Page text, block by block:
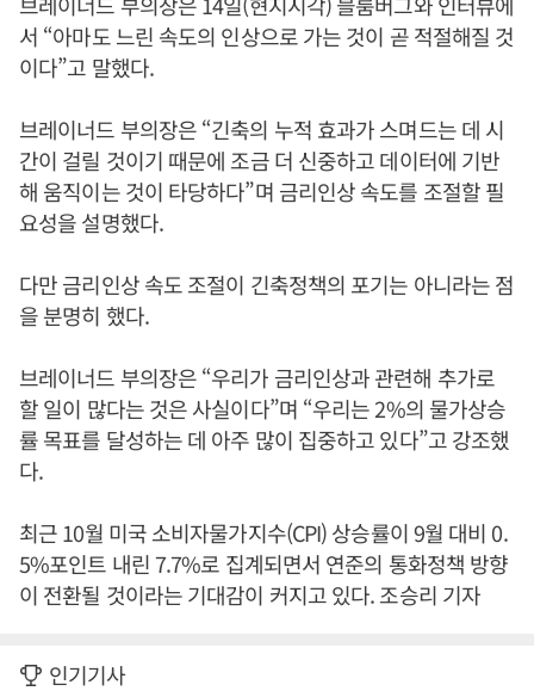
서 “아마도 느린 속도의 인상으로 가는 것이 곧 적절해질 것
이다”고 말했다.
브레이너드 부의장은 “긴축의 누적 효과가 스며드는 데 시
간이 걸릴 것이기 때문에 조금 더 신중하고 데이터에 기반
해 움직이는 것이 타당하다”며 금리인상 속도를 조절할 필
요성을 설명했다.
다만 금리인상 속도 조절이 긴축정책의 포기는 아니라는 점
을 분명히 했다.
브레이너드 부의장은 “우리가 금리인상과 관련해 추가로
할 일이 많다는 것은 사실이다”며 “우리는 2%의 물가상승
률 목표를 달성하는 데 아주 많이 집중하고 있다”고 강조했
다.
최근 10월 미국 소비자물가지수(CPI) 상승률이 9월 대비 0.
5%포인트 내린 7.7%로 집계되면서 연준의 통화정책 방향
이 전환될 것이라는 기대감이 커지고 있다. 조승리 기자
인기기사